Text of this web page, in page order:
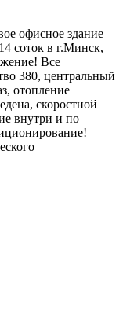
офисное здание
соток в г.Минск,
Все
380, центральный
отопление
скоростной
внутри и по